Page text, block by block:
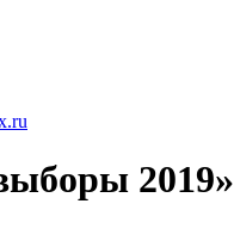
2019»